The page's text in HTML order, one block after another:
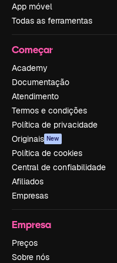
App móvel
Todas as ferramentas
Começar
Academy
Documentação
Atendimento
Termos e condições
Política de privacidade
Originais New
Política de cookies
Central de confiabilidade
Afiliados
Empresas
Empresa
Preços
Sobre nós